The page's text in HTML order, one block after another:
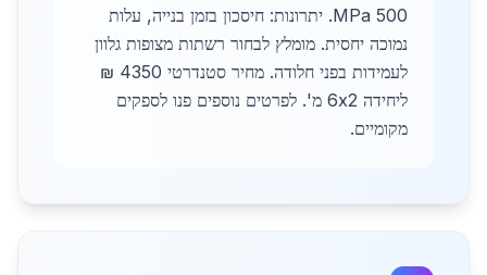
500 MPa. יתרונות: חיסכון בזמן בנייה, עלות
נמוכה יחסית. מומלץ לבחור רשתות מצופות גלוון
לעמידות בפני חלודה. מחיר סטנדרטי 4350 ₪
ליחידה 6x2 מ'. לפרטים נוספים פנו לספקים
מקומיים.